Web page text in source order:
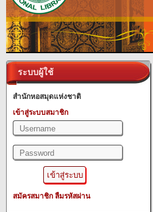
ระบบผู้ใช้
สำนักหอสมุดแห่งชาติ
เข้าสู่ระบบสมาชิก
สมัครสมาชิก ลืมรหัสผ่าน